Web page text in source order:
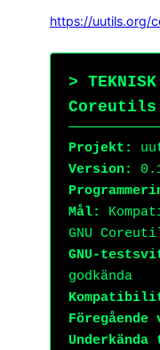
https://uutils.org/
>
Coreutils
Projekt:
Version:
Mål:
GNU
GNU-
godkända